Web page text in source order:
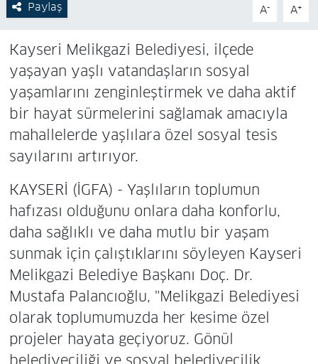
Paylaş A- A+
Kayseri Melikgazi Belediyesi, ilçede
yaşayan yaşlı vatandaşların sosyal
yaşamlarını zenginleştirmek ve daha aktif
bir hayat sürmelerini sağlamak amacıyla
mahallelerde yaşlılara özel sosyal tesis
sayılarını artırıyor.
KAYSERİ (İGFA) - Yaşlıların toplumun
hafızası olduğunu onlara daha konforlu,
daha sağlıklı ve daha mutlu bir yaşam
sunmak için çalıştıklarını söyleyen Kayseri
Melikgazi Belediye Başkanı Doç. Dr.
Mustafa Palancıoğlu, "Melikgazi Belediyesi
olarak toplumumuzda her kesime özel
projeler hayata geçiyoruz. Gönül